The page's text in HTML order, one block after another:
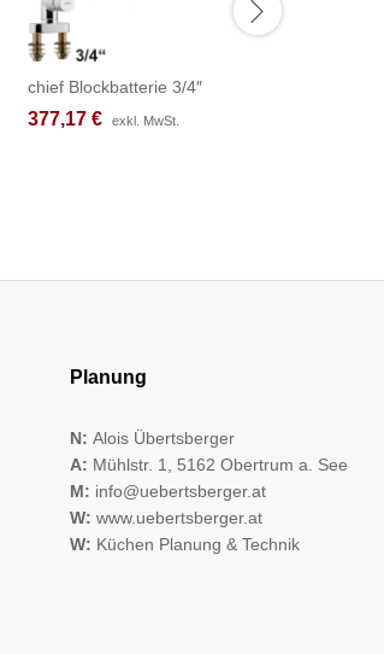
chief Blockbatterie 3/4″
377,17 € exkl. MwSt.
377,17 € exkl. MwSt.
Planung
N: Alois Übertsberger
A: Mühlstr. 1, 5162 Obertrum a. See
M: info@uebertsberger.at
W: www.uebertsberger.at
W: Küchen Planung & Technik